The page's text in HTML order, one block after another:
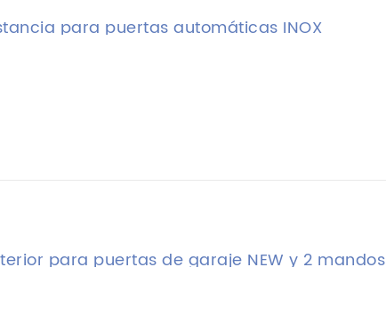
para puertas automáticas INOX
para puertas de garaje NEW y 2 mandos